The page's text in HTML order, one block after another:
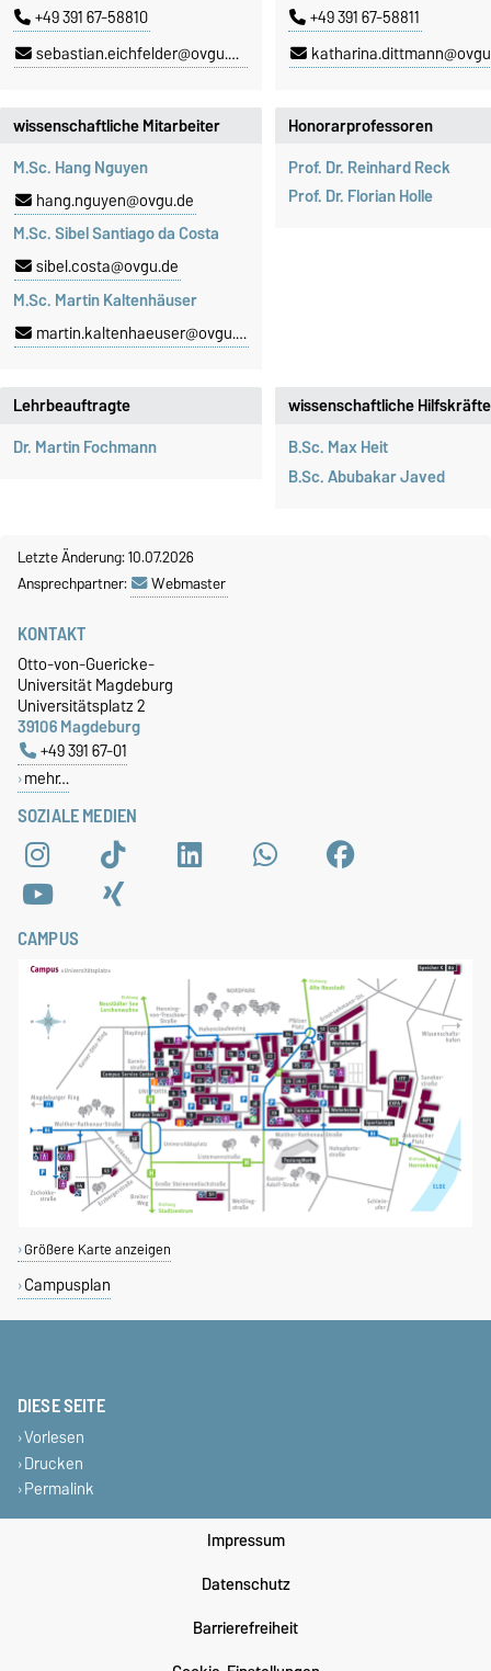
+49 391 67-58810
sebastian.eichfelder@ovgu.de
+49 391 67-58811
wissenschaftliche Mitarbeiter
M.Sc. Hang Nguyen
hang.nguyen@ovgu.de
M.Sc. Sibel Santiago da Costa
sibel.costa@ovgu.de
M.Sc. Martin Kaltenhäuser
martin.kaltenhaeuser@ovgu.de
Honorarprofessoren
Prof. Dr. Reinhard Reck
Prof. Dr. Florian Holle
Lehrbeauftragte
Dr. Martin Fochmann
wissenschaftliche Hilfskräfte
B.Sc. Max Heit
B.Sc. Abubakar Javed
Letzte Änderung: 10.07.2026
Ansprechpartner:
Webmaster
SOZIALE MEDIEN
KONTAKT
Otto-von-Guericke-
Universität Magdeburg
Universitätsplatz 2
39106 Magdeburg
+49 391 67-01
mehr…
CAMPUS
Größere Karte anzeigen
Campusplan
DIESE SEITE
Vorlesen
Drucken
Permalink
Impressum
Datenschutz
Barrierefreiheit